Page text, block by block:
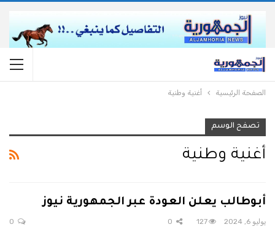
الصفحة الرئيسية أغنية وطنية
تصفح الوسم
أغنية وطنية
أبوطالب يعلن العودة عبر الجمهورية نيوز
يوليو 6, 2024 127